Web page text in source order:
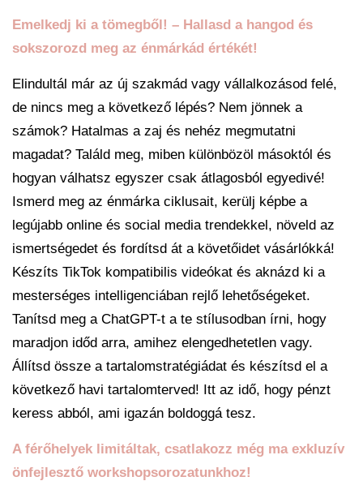
Emelkedj ki a tömegből! – Hallasd a hangod és
sokszorozd meg az énmárkád értékét!
Elindultál már az új szakmád vagy vállalkozásod felé,
de nincs meg a következő lépés? Nem jönnek a
számok? Hatalmas a zaj és nehéz megmutatni
magadat? Találd meg, miben különbözöl másoktól és
hogyan válhatsz egyszer csak átlagosból egyedivé!
Ismerd meg az énmárka ciklusait, kerülj képbe a
legújabb online és social media trendekkel, növeld az
ismertségedet és fordítsd át a követőidet vásárlókká!
Készíts TikTok kompatibilis videókat és aknázd ki a
mesterséges intelligenciában rejlő lehetőségeket.
Tanítsd meg a ChatGPT-t a te stílusodban írni, hogy
maradjon időd arra, amihez elengedhetetlen vagy.
Állítsd össze a tartalomstratégiádat és készítsd el a
következő havi tartalomterved! Itt az idő, hogy pénzt
keress abból, ami igazán boldoggá tesz.
A férőhelyek limitáltak, csatlakozz még ma exkluzív
önfejlesztő workshopsorozatunkhoz!